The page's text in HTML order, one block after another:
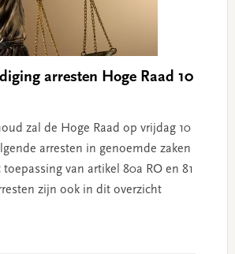
arresten Hoge Raad 10
zal de Hoge Raad op vrijdag 10
arresten in genoemde zaken
van artikel 80a RO en 81
zijn ook in dit overzicht